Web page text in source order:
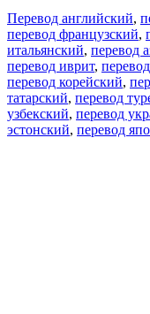
Перевод английский,
перевод французский,
итальянский, перевод
перевод иврит,
перевод корейский,
татарский, перевод
узбекский, перевод
эстонский, перевод